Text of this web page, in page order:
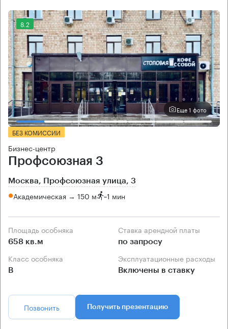
8.2
Еще 1 фото
БЕЗ КОМИССИИ
Бизнес-центр
Профсоюзная 3
Москва, Профсоюзная улица, 3
Академическая → 150 м ~1 мин
Площадь особняка
658 кв.м
Ставка арендной платы
по запросу
Класс особняка
B
Эксплуатационные расходы
Включены в ставку
Позвонить Получить презентацию